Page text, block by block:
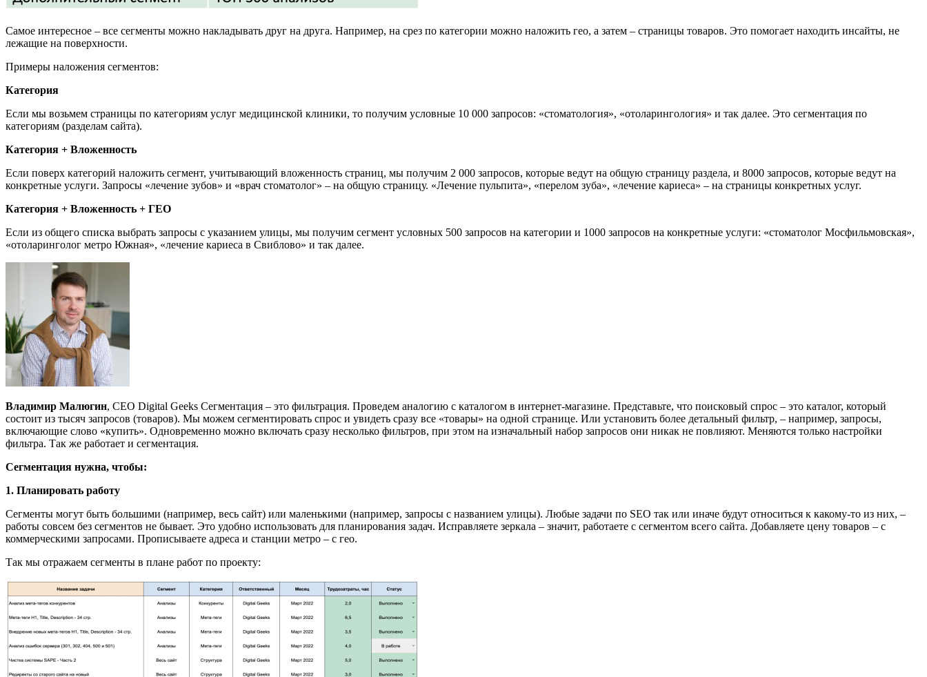
Самое интересное – все сегменты можно накладывать друг на друга. Например, на срез по категории можно наложить гео, а затем – страницы товаров. Это помогает находить инсайты, не
лежащие на поверхности.
Примеры наложения сегментов:
Категория
Если мы возьмем страницы по категориям услуг медицинской клиники, то получим условные 10 000 запросов: «стоматология», «отоларингология» и так далее. Это сегментация по
категориям (разделам сайта).
Категория + Вложенность
Если поверх категорий наложить сегмент, учитывающий вложенность страниц, мы получим 2 000 запросов, которые ведут на общую страницу раздела, и 8000 запросов, которые ведут на
конкретные услуги. Запросы «лечение зубов» и «врач стоматолог» – на общую страницу. «Лечение пульпита», «перелом зуба», «лечение кариеса» – на страницы конкретных услуг.
Категория + Вложенность + ГЕО
Если из общего списка выбрать запросы с указанием улицы, мы получим сегмент условных 500 запросов на категории и 1000 запросов на конкретные услуги: «стоматолог Мосфильмовская»,
«отоларинголог метро Южная», «лечение кариеса в Свиблово» и так далее.
Владимир Малюгин, CEO Digital Geeks Сегментация – это фильтрация. Проведем аналогию с каталогом в интернет-магазине. Представьте, что поисковый спрос – это каталог, который
состоит из тысяч запросов (товаров). Мы можем сегментировать спрос и увидеть сразу все «товары» на одной странице. Или установить более детальный фильтр, – например, запросы,
включающие слово «купить». Одновременно можно включать сразу несколько фильтров, при этом на изначальный набор запросов они никак не повлияют. Меняются только настройки
фильтра. Так же работает и сегментация.
Сегментация нужна, чтобы:
1. Планировать работу
Сегменты могут быть большими (например, весь сайт) или маленькими (например, запросы с названием улицы). Любые задачи по SEO так или иначе будут относиться к какому-то из них, –
работы совсем без сегментов не бывает. Это удобно использовать для планирования задач. Исправляете зеркала – значит, работаете с сегментом всего сайта. Добавляете цену товаров – с
коммерческими запросами. Прописываете адреса и станции метро – с гео.
Так мы отражаем сегменты в плане работ по проекту: